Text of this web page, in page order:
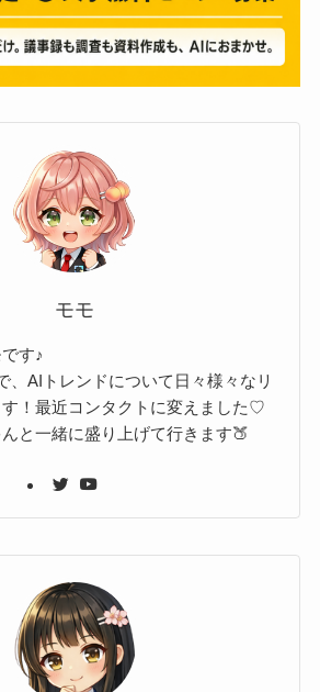
モモ
す♪
、AIトレンドについて日々様々なリ
！最近コンタクトに変えました♡
と一緒に盛り上げて行きます🍑